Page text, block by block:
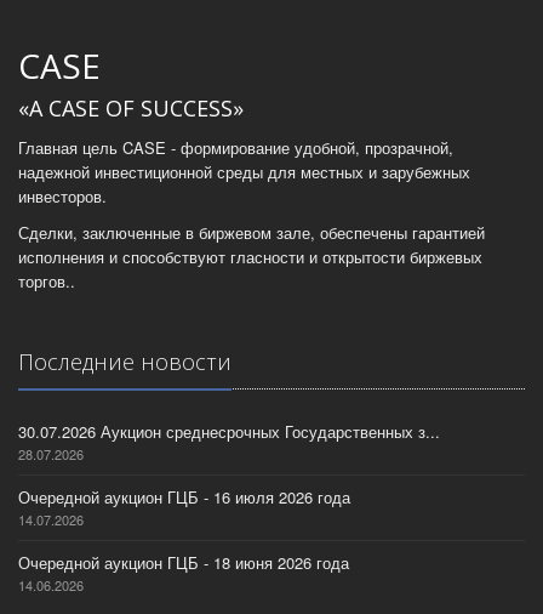
CASE
«A CASE OF SUCCESS»
Главная цель CASE - формирование удобной, прозрачной,
надежной инвестиционной среды для местных и зарубежных
инвесторов.
Сделки, заключенные в биржевом зале, обеспечены гарантией
исполнения и способствуют гласности и открытости биржевых
торгов..
Последние новости
30.07.2026 Аукцион среднесрочных Государственных з...
28.07.2026
Очередной аукцион ГЦБ - 16 июля 2026 года
14.07.2026
Очередной аукцион ГЦБ - 18 июня 2026 года
14.06.2026